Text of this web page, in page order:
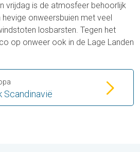
vrijdag is de atmosfeer behoorlijk
hevige onweersbuien met veel
losbarsten. Tegen het
op onweer ook in de Lage Landen
Scandinavië